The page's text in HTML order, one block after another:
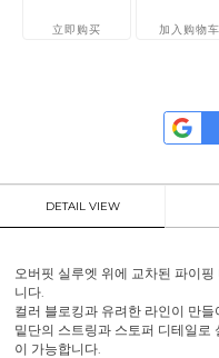
立即购买 加入购物车
DETAIL VIEW
오버핏 실루엣 위에 교차된 파이
니다.
컬러 블로킹과 유려한 라인이 만들
밑단의 스트링과 스토퍼 디테일로
이 가능합니다.